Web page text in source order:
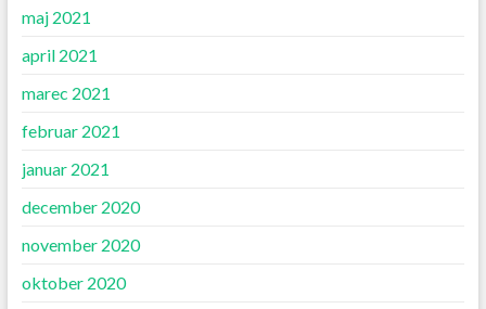
maj 2021
april 2021
marec 2021
februar 2021
januar 2021
december 2020
november 2020
oktober 2020